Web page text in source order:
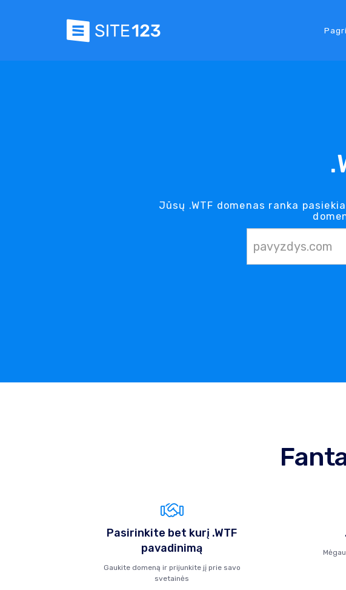
Jūsų .WTF domenas ranka
Pasirinkite bet kurį .WTF
pavadinimą
Gaukite domeną ir prijunkite jį prie savo
svetainės